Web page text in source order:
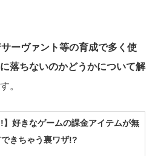
サーヴァント等の育成で多く使
落ちないのかどうかについて解
。
!】好きなゲームの課金アイテムが無
きちゃう裏ワザ!?